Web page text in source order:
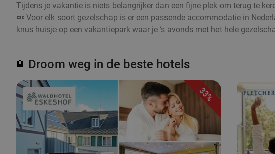
Tijdens je vakantie is niets belangrijker dan een fijne plek om terug te
💤 Voor elk soort gezelschap is er een passende accommodatie in
knus huisje op een vakantiepark waar je ‘s avonds met het hele
🏨 Droom weg in de beste hotels
33%